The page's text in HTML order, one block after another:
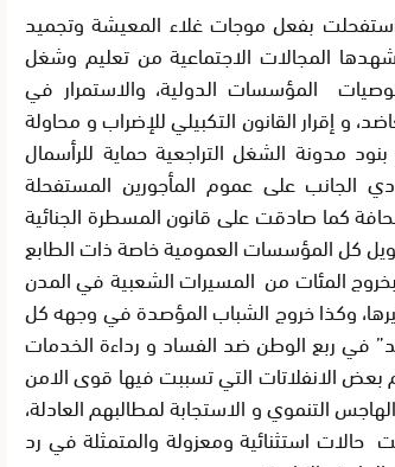
بفعل موجات غلاء المعيشة وتجميد
تشهدها المجالات الاجتماعية من تعليم وشغل
المؤسسات الدولية، والاستمرار في
و إقرار القانون التكبيلي للإضراب و محاولة
مدونة الشغل التراجعية حماية للرأسمال
الجانب على عموم المأجورين المستفحلة
كما صادقت على قانون المسطرة الجنائية
كل المؤسسات العمومية خاصة ذات الطابع
المئات من المسيرات الشعبية في المدن
وكذا خروج الشباب المؤصدة في وجهه كل
في ربع الوطن ضد الفساد و رداءة الخدمات
بعض الانفلاتات التي تسببت فيها قوى الامن
التنموي و الاستجابة لمطالبهم العادلة،
حالات استثنائية ومعزولة والمتمثلة في رد